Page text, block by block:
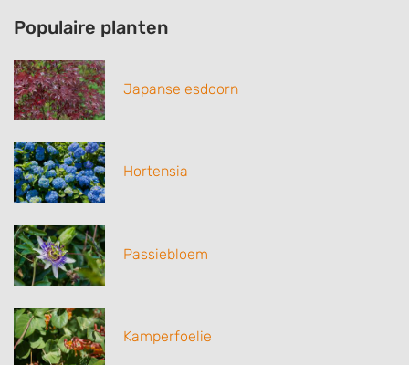
Populaire planten
Japanse esdoorn
Hortensia
Passiebloem
Kamperfoelie